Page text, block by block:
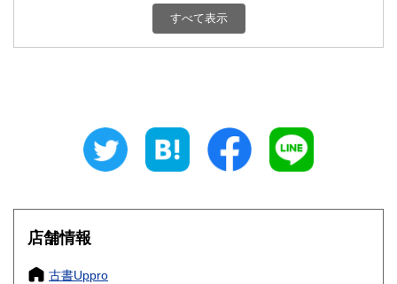
600円
600円 三重県
大阪府
奈良県
すべて表示
店舗情報
古書Uppro